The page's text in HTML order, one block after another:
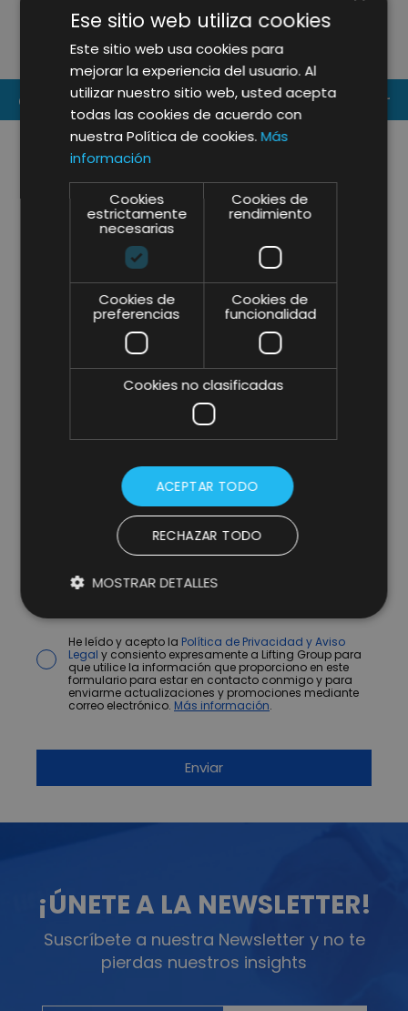
ESTRATÉGICA PARA LIDERAR LA
FORMACIÓN E INSPIRACIÓN DEL
SECTOR HORECA EN 2026
CONTACT US
He leído y acepto la Política de Privacidad y Aviso
Legal y consiento expresamente a Lifting Group para
que utilice la información que proporciono en este
formulario para estar en contacto conmigo y para
enviarme actualizaciones y promociones mediante
correo electrónico. Más información.
¡ÚNETE A LA NEWSLETTER!
Suscríbete a nuestra Newsletter y no te
pierdas nuestros insights
Ese sitio web utiliza cookies
Este sitio web usa cookies para
mejorar la experiencia del usuario. Al
utilizar nuestro sitio web, usted acepta
todas las cookies de acuerdo con
nuestra Política de cookies.Más
información
Cookies
estrictamente
necesarias
Cookies de
rendimiento
Cookies de
preferencias
Cookies de
funcionalidad
Cookies no clasificadas
ACEPTAR TODO
RECHAZAR TODO
MOSTRAR DETALLES